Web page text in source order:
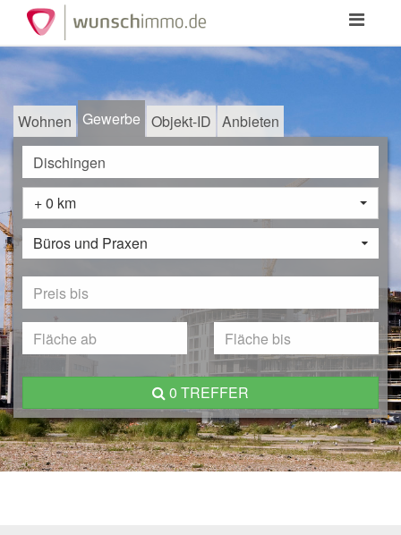
Toggle
Wohnen Gewerbe Objekt-ID Anbieten
+ 0 km
Büros und Praxen
0 TREFFER